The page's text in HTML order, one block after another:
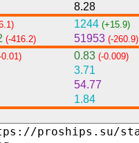
8.28
1244 (+15.9)
(-416.2) 51953 (-260.9)
0.01) 0.83 (-0.009)
3.71
54.77
1.84